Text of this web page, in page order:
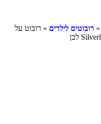
» רובוטים לילדים » רובוט על